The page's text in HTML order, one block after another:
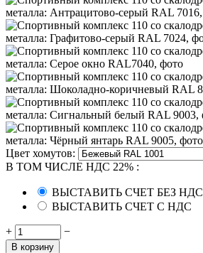
Цвет хомутов:
В ТОМ ЧИСЛЕ НДС 22% :
ВЫСТАВИТЬ СЧЕТ БЕЗ НДС
ВЫСТАВИТЬ СЧЕТ С НДС
+ −
В корзину